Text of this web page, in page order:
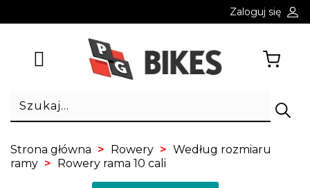
Zaloguj się
Strona główna Rowery
Według rozmiaru
ramy
Rowery rama 10 cali